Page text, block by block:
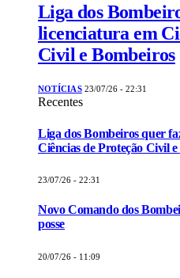
Liga dos
licenciatura em
Civil e Bombeiros
NOTÍCIAS 23/07/26 - 22:31
Recentes
Liga dos Bombeiros quer
Ciências de Proteção Civil
23/07/26 - 22:31
Novo Comando dos
posse
20/07/26 - 11:09